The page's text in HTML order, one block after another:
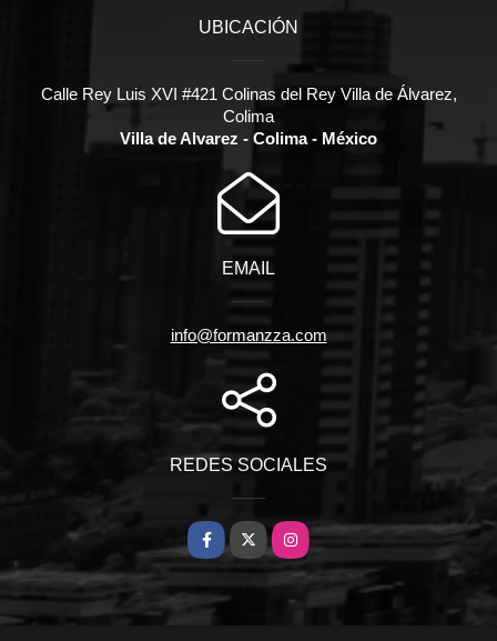
UBICACIÓN
Calle Rey Luis XVI #421 Colinas del Rey Villa de Álvarez,
Colima
Villa de Alvarez - Colima - México
EMAIL
info@formanzza.com
REDES SOCIALES
Facebook
X Instagram